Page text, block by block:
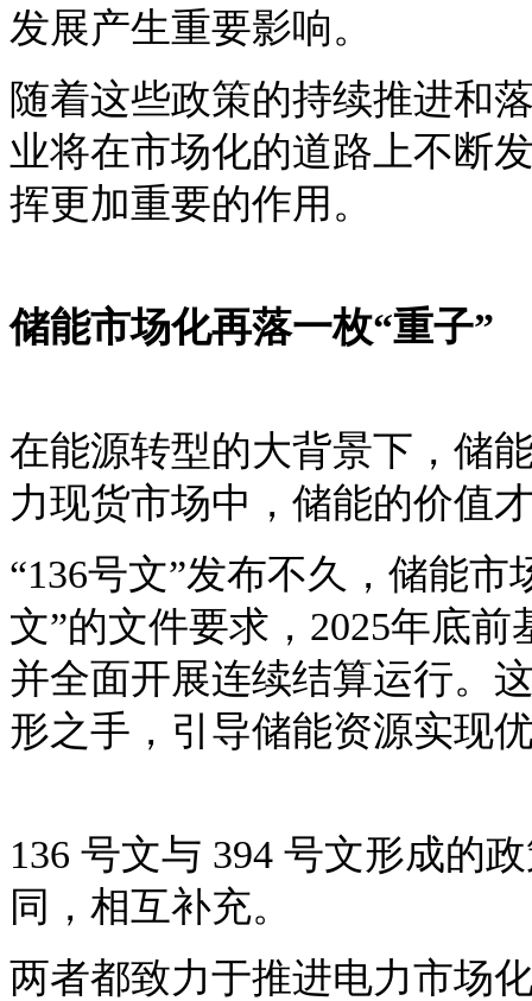
发展产生重要影响。
随着这些政策的持续推进和
业将在市场化的道路上不断
挥更加重要的作用。
储能市场化再落一枚“重子”
在能源转型的大背景下，储
力现货市场中，储能的价值
“136号文”发布不久，储能
文”的文件要求，2025年底
并全面开展连续结算运行。
形之手，引导储能资源实现
136 号文与 394 号文形成的
同，相互补充。
两者都致力于推进电力市场